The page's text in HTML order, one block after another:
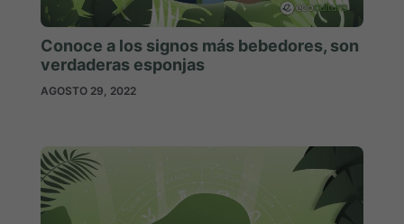
Conoce a los signos más bebedores, son
verdaderas esponjas
AGOSTO 29, 2022